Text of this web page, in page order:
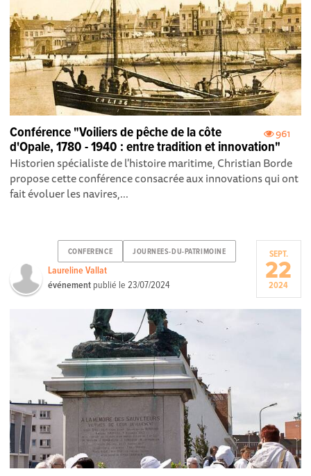
961
Conférence "Voiliers de pêche de la côte
d'Opale, 1780 - 1940 : entre tradition et innovation"
Historien spécialiste de l'histoire maritime, Christian Borde
propose cette conférence consacrée aux innovations qui ont
fait évoluer les navires,...
CONFERENCE JOURNEES-DU-PATRIMOINE
Laureline Vallat
événement publié le23/07/2024
SEPT.
22
2024